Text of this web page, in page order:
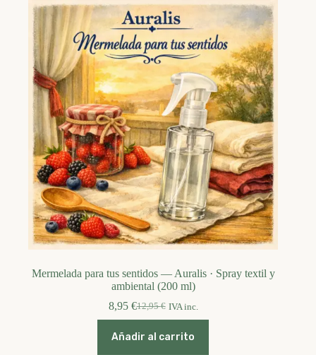
Mermelada para tus sentidos — Auralis · Spray textil y
ambiental (200 ml)
12,95€
El
original
8,95 €El
actual
IVA inc.
Añadir al carrito